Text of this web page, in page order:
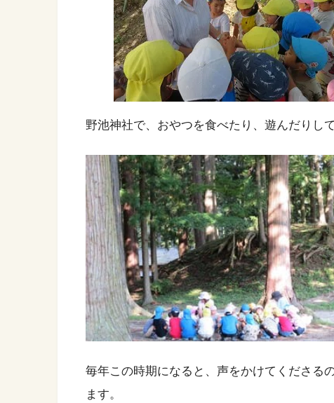
野池神社で、おやつを食べたり、遊んだりし
毎年この時期になると、声をかけてくださる
ます。